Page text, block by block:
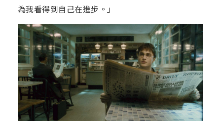
為我看得到自己在進步。」